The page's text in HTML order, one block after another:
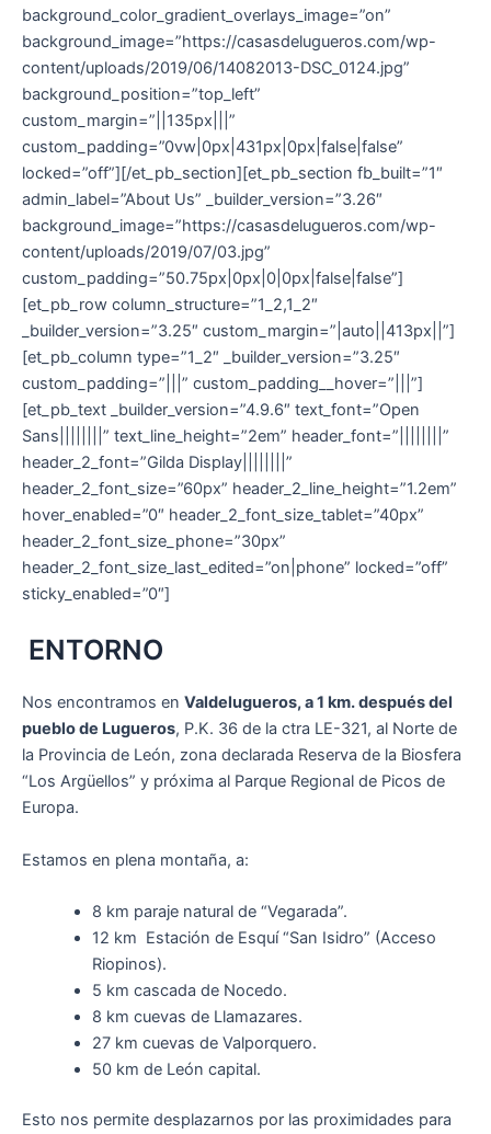
background_color_gradient_overlays_image=”on”
background_image=”https://casasdelugueros.com/wp-
content/uploads/2019/06/14082013-DSC_0124.jpg”
background_position=”top_left”
custom_margin=”||135px|||”
custom_padding=”0vw|0px|431px|0px|false|false”
locked=”off”][/et_pb_section][et_pb_section fb_built=”1″
admin_label=”About Us” _builder_version=”3.26″
background_image=”https://casasdelugueros.com/wp-
content/uploads/2019/07/03.jpg”
custom_padding=”50.75px|0px|0|0px|false|false”]
[et_pb_row column_structure=”1_2,1_2″
_builder_version=”3.25″ custom_margin=”|auto||413px||”]
[et_pb_column type=”1_2″ _builder_version=”3.25″
custom_padding=”|||” custom_padding__hover=”|||”]
[et_pb_text _builder_version=”4.9.6″ text_font=”Open
Sans||||||||” text_line_height=”2em” header_font=”||||||||”
header_2_font=”Gilda Display||||||||”
header_2_font_size=”60px” header_2_line_height=”1.2em”
hover_enabled=”0″ header_2_font_size_tablet=”40px”
header_2_font_size_phone=”30px”
header_2_font_size_last_edited=”on|phone” locked=”off”
sticky_enabled=”0″]
ENTORNO
Nos encontramos en Valdelugueros, a 1 km. después del
pueblo de Lugueros, P.K. 36 de la ctra LE-321, al Norte de
la Provincia de León, zona declarada Reserva de la Biosfera
“Los Argüellos” y próxima al Parque Regional de Picos de
Europa.
Estamos en plena montaña, a:
8 km paraje natural de “Vegarada”.
12 km Estación de Esquí “San Isidro” (Acceso
Riopinos).
5 km cascada de Nocedo.
8 km cuevas de Llamazares.
27 km cuevas de Valporquero.
50 km de León capital.
Esto nos permite desplazarnos por las proximidades para